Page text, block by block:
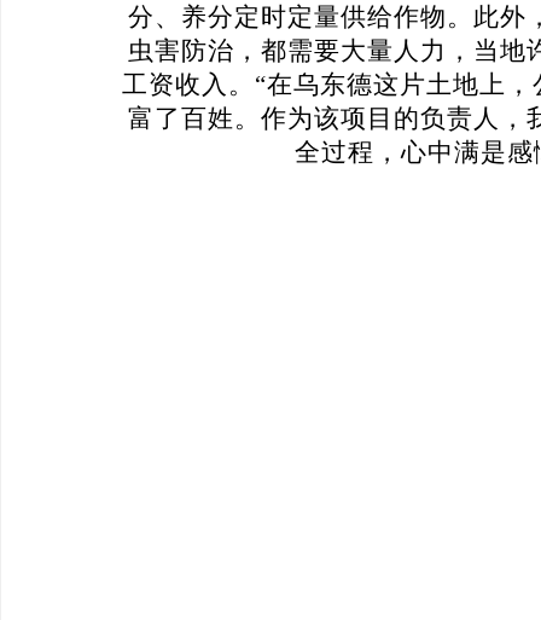
分、养分定时定量供给作物。 此外
虫害防治，都需要大量人力，当
工资收入。 “在乌东德这片土地上
富了百姓。作为该项目的负责人
全过程，心中满是感